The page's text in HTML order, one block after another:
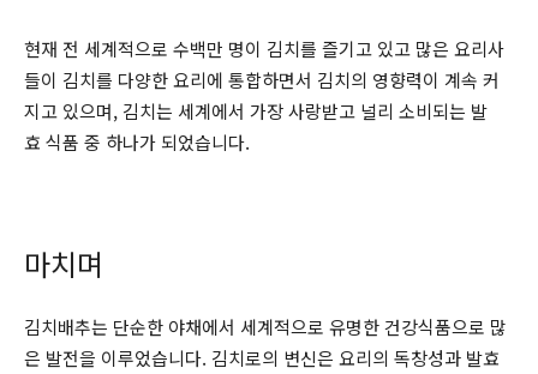
현재 전 세계적으로 수백만 명이 김치를 즐기고 있고 많은 요리사
들이 김치를 다양한 요리에 통합하면서 김치의 영향력이 계속 커
지고 있으며, 김치는 세계에서 가장 사랑받고 널리 소비되는 발
효 식품 중 하나가 되었습니다.
마치며
김치배추는 단순한 야채에서 세계적으로 유명한 건강식품으로 많
은 발전을 이루었습니다. 김치로의 변신은 요리의 독창성과 발효